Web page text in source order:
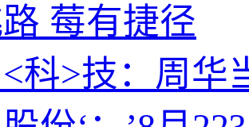
莓有捷径
科>技：周